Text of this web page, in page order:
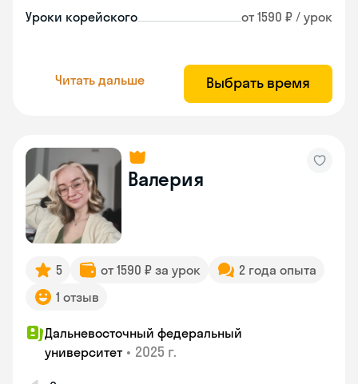
Уроки корейского от 1590 ₽ / урок
Читать дальше Выбрать время
Валерия
5 от 1590 ₽ за урок
2 года опыта
1 отзыв
Дальневосточный федеральный
университет • 2025 г.